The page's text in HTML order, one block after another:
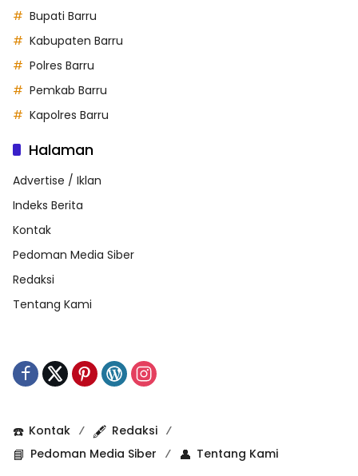
Bupati Barru
Kabupaten Barru
Polres Barru
Pemkab Barru
Kapolres Barru
Halaman
Advertise / Iklan
Indeks Berita
Kontak
Pedoman Media Siber
Redaksi
Tentang Kami
☎️ Kontak 🖋️ Redaksi
📘 Pedoman Media Siber 👤 Tentang Kami